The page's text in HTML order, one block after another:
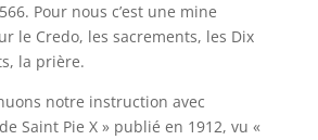
Pour nous c’est une mine
le Credo, les sacrements, les Dix
la prière.
notre instruction avec
Saint Pie X » publié en 1912, vu «